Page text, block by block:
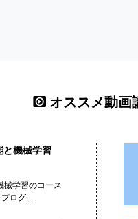
オススメ動画
機械学習
械学習のコース
ログ...